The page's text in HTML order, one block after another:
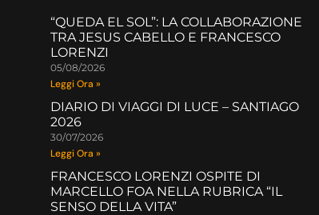
“QUEDA EL SOL”: LA COLLABORAZIONE
TRA JESUS CABELLO E FRANCESCO
LORENZI
05/08/2026
Leggi Ora »
DIARIO DI VIAGGI DI LUCE – SANTIAGO
2026
30/07/2026
Leggi Ora »
FRANCESCO LORENZI OSPITE DI
MARCELLO FOA NELLA RUBRICA “IL
SENSO DELLA VITA”